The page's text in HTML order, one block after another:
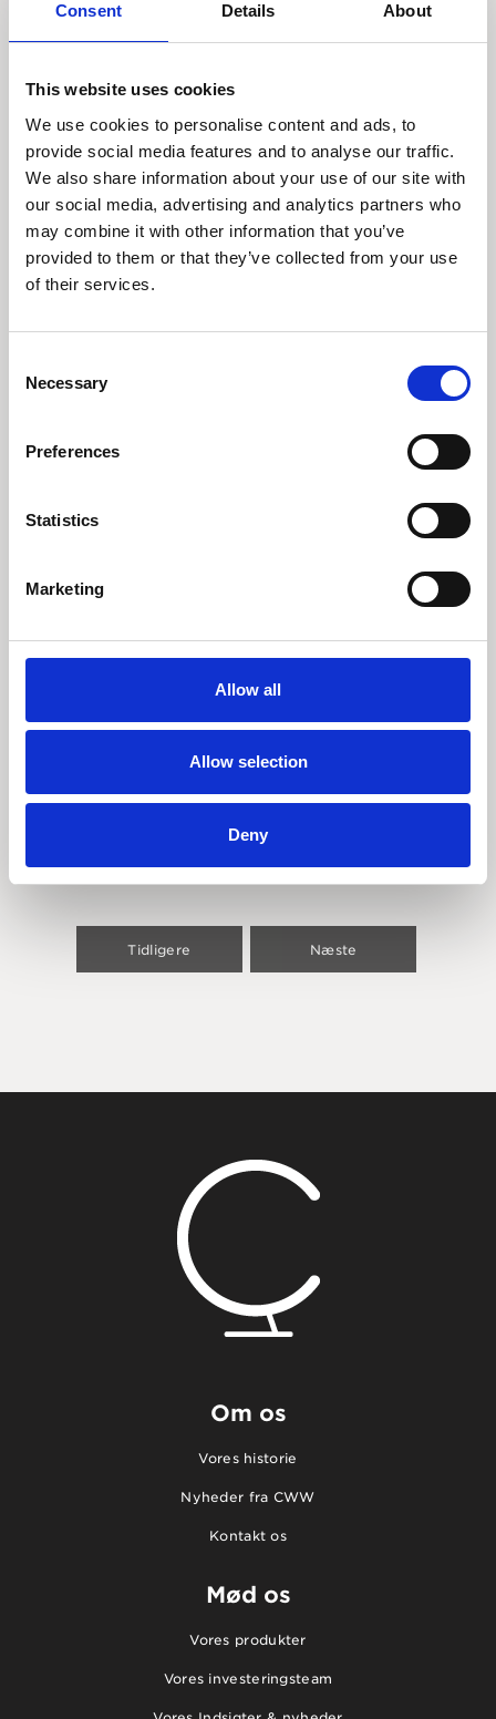
Consent Details About
This website uses cookies
We use cookies to personalise content and ads, to
provide social media features and to analyse our traffic.
We also share information about your use of our site with
our social media, advertising and analytics partners who
may combine it with other information that you’ve
provided to them or that they’ve collected from your use
of their services.
Selection
Necessary
Preferences
Statistics
Marketing
Allow all
Allow selection
Deny
26 marts 2024
lovende markeder at investere i. I denne video
Abhinav Rathee, hvorfor Indiens fremtid ser lys
ud, og hvorfor det kommende valg i landet ikke
ser ud til at afspore den positive kurs.
Tidligere Næste
Om os
Vores historie
Nyheder fra CWW
Kontakt os
Mød os
Vores produkter
Vores investeringsteam